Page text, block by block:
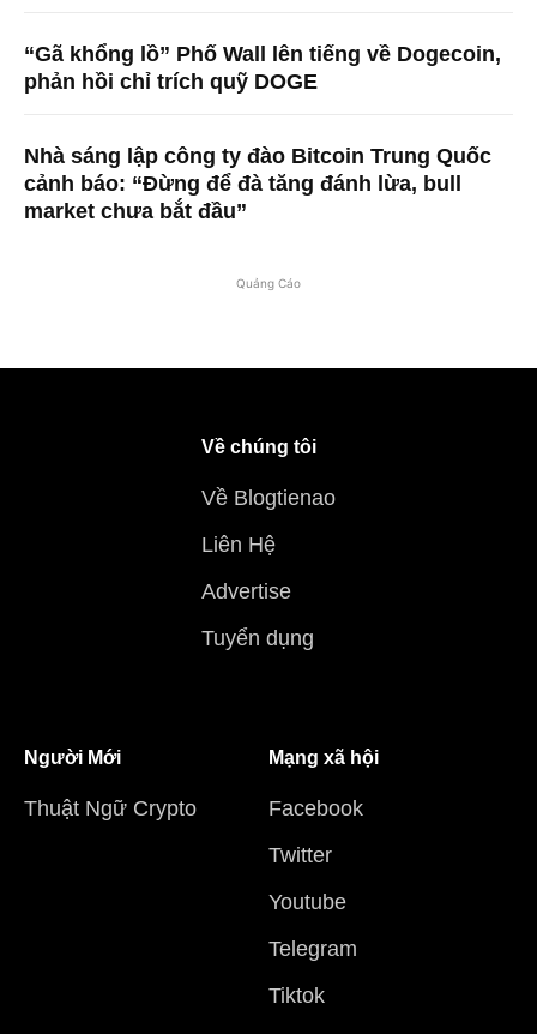
“Gã khổng lồ” Phố Wall lên tiếng về Dogecoin,
phản hồi chỉ trích quỹ DOGE
Nhà sáng lập công ty đào Bitcoin Trung Quốc
cảnh báo: “Đừng để đà tăng đánh lừa, bull
market chưa bắt đầu”
Quảng Cáo
Về chúng tôi
Về Blogtienao
Liên Hệ
Advertise
Tuyển dụng
Người Mới
Thuật Ngữ Crypto
Mạng xã hội
Facebook
Twitter
Youtube
Telegram
Tiktok